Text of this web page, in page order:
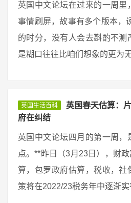
英国中文论坛在过来的一周里
事情刷屏，故事有多个版本，
的时分，没有人会去斟酌不测
是糊口往往比咱们想象的更为
英国生活百科
英国春天估算：
府在纠结
英国中文论坛四月的第一周，
点。**昨日（3月23日），财
算，包罗政府估算，税收，社
策将在2022/23税务年中逐渐